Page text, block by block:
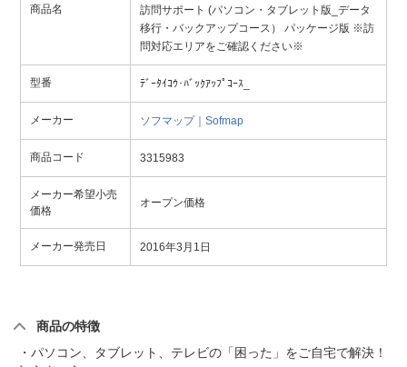
商品名
訪問サポート (パソコン・タブレット版_データ
移行・バックアップコース） パッケージ版 ※訪
問対応エリアをご確認ください※
型番 ﾃﾞｰﾀｲｺｳ･ﾊﾞｯｸｱｯﾌﾟｺｰｽ_
メーカー ソフマップ｜Sofmap
商品コード 3315983
メーカー希望小売
価格
オープン価格
メーカー発売日 2016年3月1日
商品の特徴
・パソコン、タブレット、テレビの「困った」をご自宅で解決！